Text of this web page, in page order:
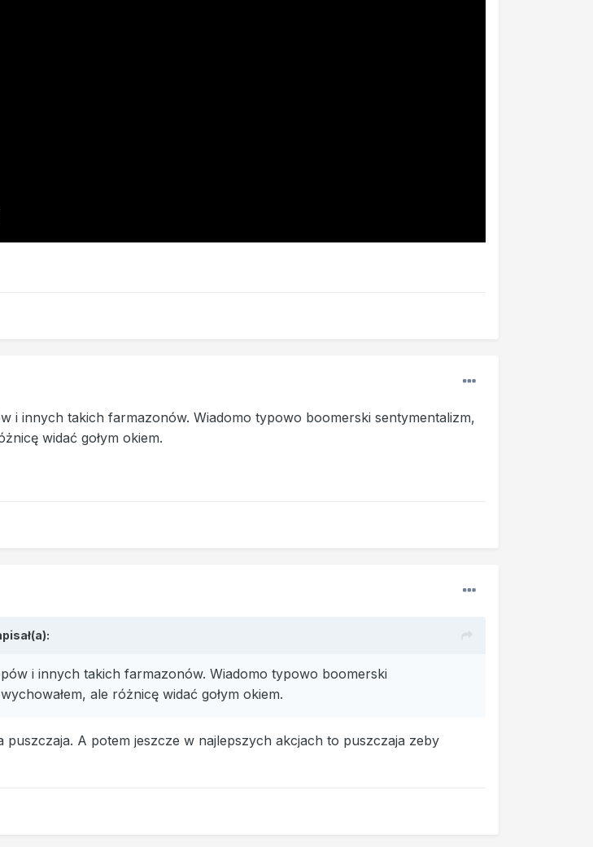
i innych takich farmazonów. Wiadomo typowo boomerski sentymentalizm,
widać gołym okiem.
i innych takich farmazonów. Wiadomo typowo boomerski
ale różnicę widać gołym okiem.
A potem jeszcze w najlepszych akcjach to puszczaja zeby